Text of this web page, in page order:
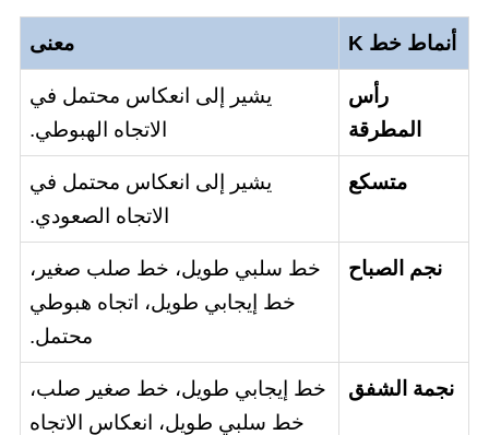
أنماط خط K معنى
رأس
المطرقة
يشير إلى انعكاس محتمل في
الاتجاه الهبوطي.
متسكع
يشير إلى انعكاس محتمل في
الاتجاه الصعودي.
نجم الصباح
خط سلبي طويل، خط صلب صغير،
خط إيجابي طويل، اتجاه هبوطي
محتمل.
نجمة الشفق
خط إيجابي طويل، خط صغير صلب،
خط سلبي طويل، انعكاس الاتجاه